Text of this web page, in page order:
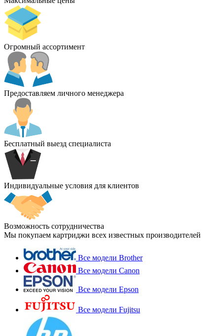
Огромный ассортимент
Предоставляем личного менеджера
Бесплатный выезд специалиста
Индивидуальные условия для клиентов
Возможность сотрудничества
Мы покупаем картриджи всех известных производителей
Все модели Brother
Все модели Canon
Все модели Epson
Все модели Fujitsu